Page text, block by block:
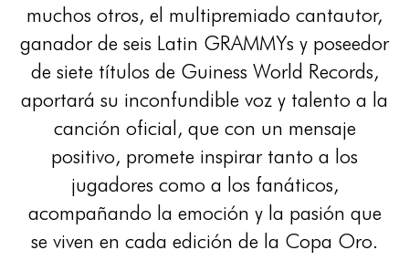
muchos otros, el multipremiado cantautor,
ganador de seis Latin GRAMMYs y poseedor
de siete títulos de Guiness World Records,
aportará su inconfundible voz y talento a la
canción oficial, que con un mensaje
positivo, promete inspirar tanto a los
jugadores como a los fanáticos,
acompañando la emoción y la pasión que
se viven en cada edición de la Copa Oro.